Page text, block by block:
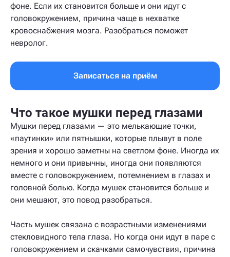
фоне. Если их становится больше и они идут с
головокружением, причина чаще в нехватке
кровоснабжения мозга. Разобраться поможет
невролог.
Записаться на приём
Что такое мушки перед глазами
Мушки перед глазами — это мелькающие точки,
«паутинки» или пятнышки, которые плывут в поле
зрения и хорошо заметны на светлом фоне. Иногда их
немного и они привычны, иногда они появляются
вместе с головокружением, потемнением в глазах и
головной болью. Когда мушек становится больше и
они мешают, это повод разобраться.
Часть мушек связана с возрастными изменениями
стекловидного тела глаза. Но когда они идут в паре с
головокружением и скачками самочувствия, причина